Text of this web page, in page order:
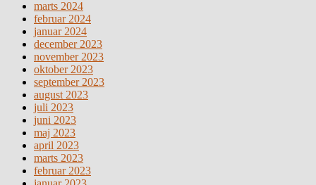
marts 2024
februar 2024
januar 2024
december 2023
november 2023
oktober 2023
september 2023
august 2023
juli 2023
juni 2023
maj 2023
april 2023
marts 2023
februar 2023